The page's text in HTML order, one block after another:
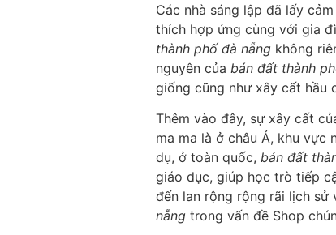
Các nhà sáng lập đã lấy
thích hợp ứng cùng với gia
thành phố đà nẵng không
nguyên của bán đất thành
giống cũng như xây cất hầu
Thêm vào đây, sự xây cất
ma ma là ở châu Á, khu vực
dụ, ở toàn quốc, bán đất
giáo dục, giúp học trò tiếp
đến lan rộng rộng rãi lịch
nẵng trong vấn đề Shop